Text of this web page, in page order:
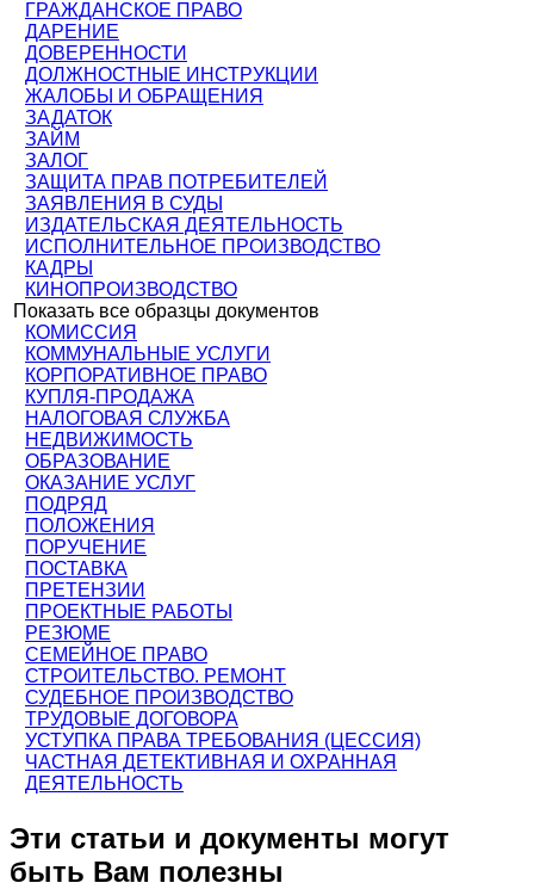
ГРАЖДАНСКОЕ ПРАВО
ДАРЕНИЕ
ДОВЕРЕННОСТИ
ДОЛЖНОСТНЫЕ ИНСТРУКЦИИ
ЖАЛОБЫ И ОБРАЩЕНИЯ
ЗАДАТОК
ЗАЙМ
ЗАЛОГ
ЗАЩИТА ПРАВ ПОТРЕБИТЕЛЕЙ
ЗАЯВЛЕНИЯ В СУДЫ
ИЗДАТЕЛЬСКАЯ ДЕЯТЕЛЬНОСТЬ
ИСПОЛНИТЕЛЬНОЕ ПРОИЗВОДСТВО
КАДРЫ
КИНОПРОИЗВОДСТВО
Показать все образцы документов
КОМИССИЯ
КОММУНАЛЬНЫЕ УСЛУГИ
КОРПОРАТИВНОЕ ПРАВО
КУПЛЯ-ПРОДАЖА
НАЛОГОВАЯ СЛУЖБА
НЕДВИЖИМОСТЬ
ОБРАЗОВАНИЕ
ОКАЗАНИЕ УСЛУГ
ПОДРЯД
ПОЛОЖЕНИЯ
ПОРУЧЕНИЕ
ПОСТАВКА
ПРЕТЕНЗИИ
ПРОЕКТНЫЕ РАБОТЫ
РЕЗЮМЕ
СЕМЕЙНОЕ ПРАВО
СТРОИТЕЛЬСТВО. РЕМОНТ
СУДЕБНОЕ ПРОИЗВОДСТВО
ТРУДОВЫЕ ДОГОВОРА
УСТУПКА ПРАВА ТРЕБОВАНИЯ (ЦЕССИЯ)
ЧАСТНАЯ ДЕТЕКТИВНАЯ И ОХРАННАЯ
ДЕЯТЕЛЬНОСТЬ
Эти статьи и документы могут
быть Вам полезны